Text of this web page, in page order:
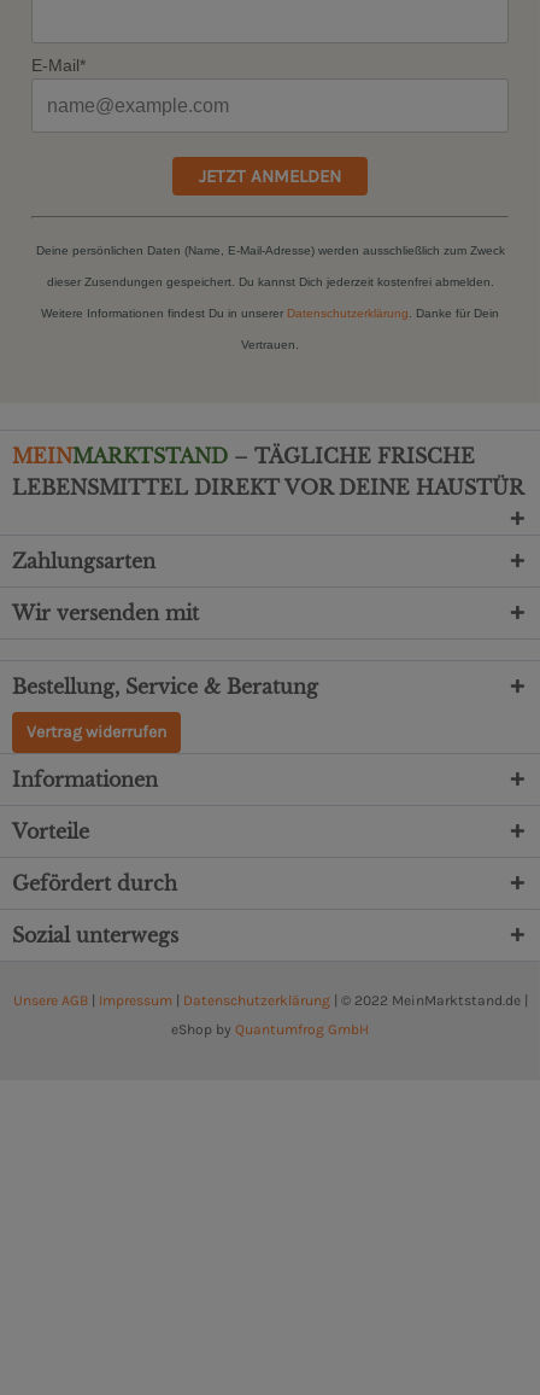
E-Mail*
JETZT ANMELDEN
Deine persönlichen Daten (Name, E-Mail-Adresse) werden ausschließlich zum Zweck
dieser Zusendungen gespeichert. Du kannst Dich jederzeit kostenfrei abmelden.
Weitere Informationen findest Du in unserer Datenschutzerklärung . Danke für Dein
Vertrauen.
MEINMARKTSTAND – TÄGLICHE FRISCHE
LEBENSMITTEL DIREKT VOR DEINE HAUSTÜR
Zahlungsarten
Wir versenden mit
Bestellung, Service & Beratung
Vertrag widerrufen
Informationen
Vorteile
Gefördert durch
Sozial unterwegs
Unsere AGB| Impressum Datenschutzerklärung| © 2022 MeinMarktstand.de |
eShop by Quantumfrog GmbH